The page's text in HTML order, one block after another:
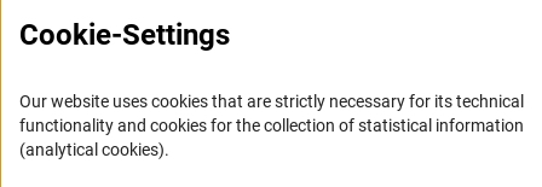
Профиль DFG
Органы управления
Задачи DFG
Cookie-Settings
Our website uses cookies that are strictly necessary for its technical
functionality and cookies for the collection of statistical information
(analytical cookies).